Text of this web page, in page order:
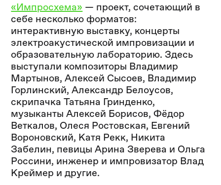
«Импросхема» — проект, сочетающий в
себе несколько форматов:
интерактивную выставку, концерты
электроакустической импровизации и
образовательную лабораторию. Здесь
выступали композиторы Владимир
Мартынов, Алексей Сысоев, Владимир
Горлинский, Александр Белоусов,
скрипачка Татьяна Гринденко,
музыканты Алексей Борисов, Фёдор
Веткалов, Олеся Ростовская, Евгений
Вороновский, Катя Рекк, Никита
Забелин, певицы Арина Зверева и Ольга
Россини, инженер и импровизатор Влад
Креймер и другие.